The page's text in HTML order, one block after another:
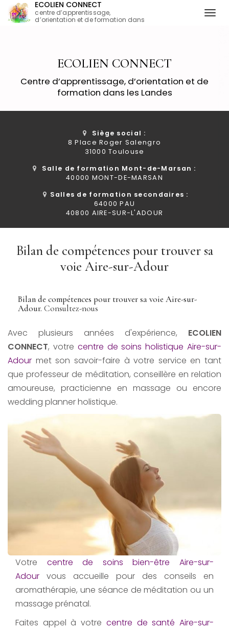
ECOLIEN CONNECT
centre d’apprentissage,
d’orientation et de formation dans
ECOLIEN CONNECT
Centre d’apprentissage, d’orientation et de
formation dans les Landes
Siège social :
8 Place Roger Salengro
31000 Toulouse
Salle de formation Mont-de-Marsan :
40000 MONT-DE-MARSAN
Salles de formation secondaires :
64000 PAU
40800 AIRE-SUR-L'ADOUR
Bilan de compétences pour trouver sa
voie Aire-sur-Adour
Bilan de compétences pour trouver sa voie Aire-sur-
Adour. Consultez-nous
Avec plusieurs années d'expérience, ECOLIEN
CONNECT, votre centre de soins holistique Aire-sur-
Adour met son savoir-faire à votre service en tant
que professeur de méditation, conseillère en relation
amoureuse, practicienne en massage ou encore
wedding planner holistique.
Votre centre de soins bien-être Aire-sur-
Adour vous accueille pour des conseils en
aromathérapie, une séance de méditation ou un
massage prénatal.
Faites appel à votre centre de santé Aire-sur-